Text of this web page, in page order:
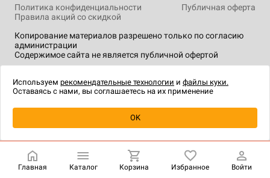
Копирование материалов разрешено только по согласию
администрации
Содержимое сайта не является публичной офертой
Политика конфиденциальности
Публичная оферта
Правила акций со скидкой
технологии.
Главная Каталог Корзина Избранное Войти
Используем рекомендательные технологии и файлы куки.
Оставаясь с нами, вы соглашаетесь на их применение
OK